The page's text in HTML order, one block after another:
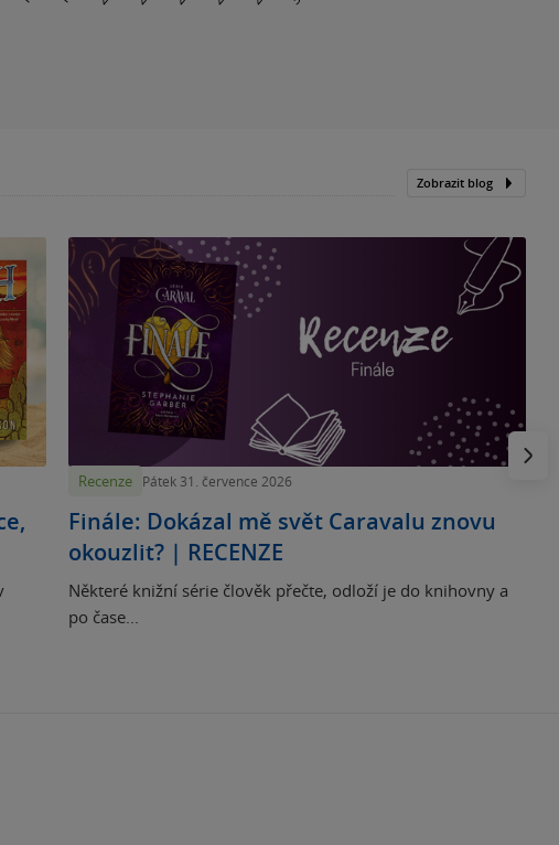
Zobrazit blog
Recenze Pátek 31. července 2026
Finále: Dokázal mě svět Caravalu znovu
okouzlit? | RECENZE
Některé knižní série člověk přečte, odloží je do knihovny a
po čase...